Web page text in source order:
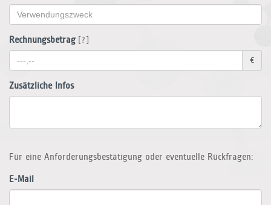
Rechnungsbetrag [?]
€
Zusätzliche Infos
Für eine Anforderungsbestätigung oder eventuelle Rückfragen:
E-Mail